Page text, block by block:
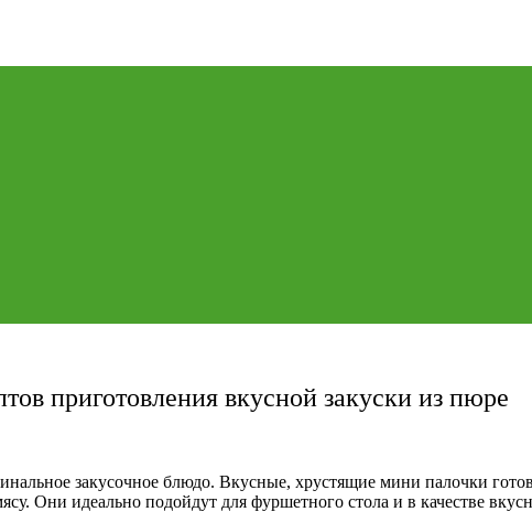
приготовления вкусной закуски из пюре
закусочное блюдо. Вкусные, хрустящие мини палочки
Они идеально подойдут для фуршетного стола и в качестве